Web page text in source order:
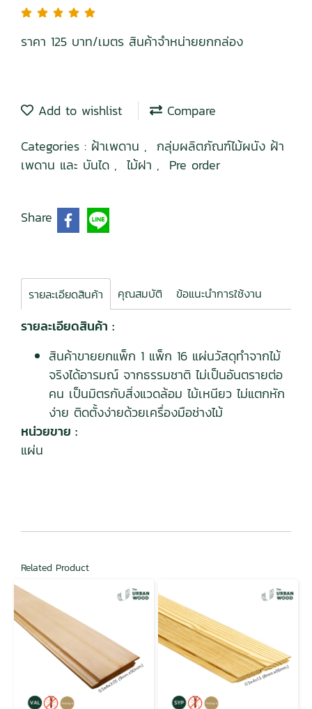
ราคา 125 บาท/เมตร สินค้าจำหน่ายยกกล่อง
Add to wishlist
Compare
Categories : ฝ้าเพดาน , กลุ่มผลิตภัณฑ์ไม้ผนัง ฝ้า
เพดาน และ บันได , ไม้ฝา , Pre order
Share
รายละเอียดสินค้า คุณสมบัติ ข้อแนะนำการใช้งาน
รายละเอียดสินค้า :
สินค้าขายยกแพ็ก 1 แพ็ก 16 แผ่นวัสดุทำจากไม้
จริงได้อารมณ์ จากธรรมชาติ ไม่เป็นอันตรายต่อ
คน เป็นมิตรกับสิ่งแวดล้อม ไม้เหนียว ไม่แตกหัก
ง่าย ติดตั้งง่ายด้วยเครื่องมือช่างไม้
หน่วยขาย :
แผ่น
Related Product